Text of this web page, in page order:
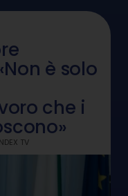
è solo
che i
TV